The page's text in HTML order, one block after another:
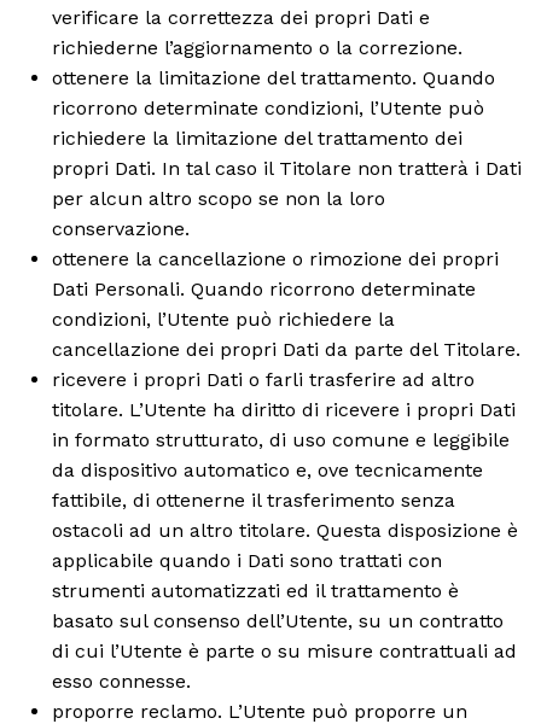
verificare la correttezza dei propri Dati e
richiederne l’aggiornamento o la correzione.
ottenere la limitazione del trattamento. Quando
ricorrono determinate condizioni, l’Utente può
richiedere la limitazione del trattamento dei
propri Dati. In tal caso il Titolare non tratterà i Dati
per alcun altro scopo se non la loro
conservazione.
ottenere la cancellazione o rimozione dei propri
Dati Personali. Quando ricorrono determinate
condizioni, l’Utente può richiedere la
cancellazione dei propri Dati da parte del Titolare.
ricevere i propri Dati o farli trasferire ad altro
titolare. L’Utente ha diritto di ricevere i propri Dati
in formato strutturato, di uso comune e leggibile
da dispositivo automatico e, ove tecnicamente
fattibile, di ottenerne il trasferimento senza
ostacoli ad un altro titolare. Questa disposizione è
applicabile quando i Dati sono trattati con
strumenti automatizzati ed il trattamento è
basato sul consenso dell’Utente, su un contratto
di cui l’Utente è parte o su misure contrattuali ad
esso connesse.
proporre reclamo. L’Utente può proporre un